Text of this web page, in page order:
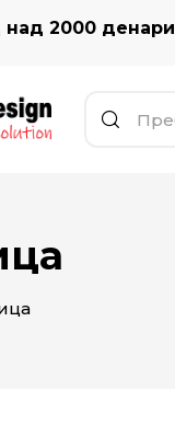
над 2000 денари